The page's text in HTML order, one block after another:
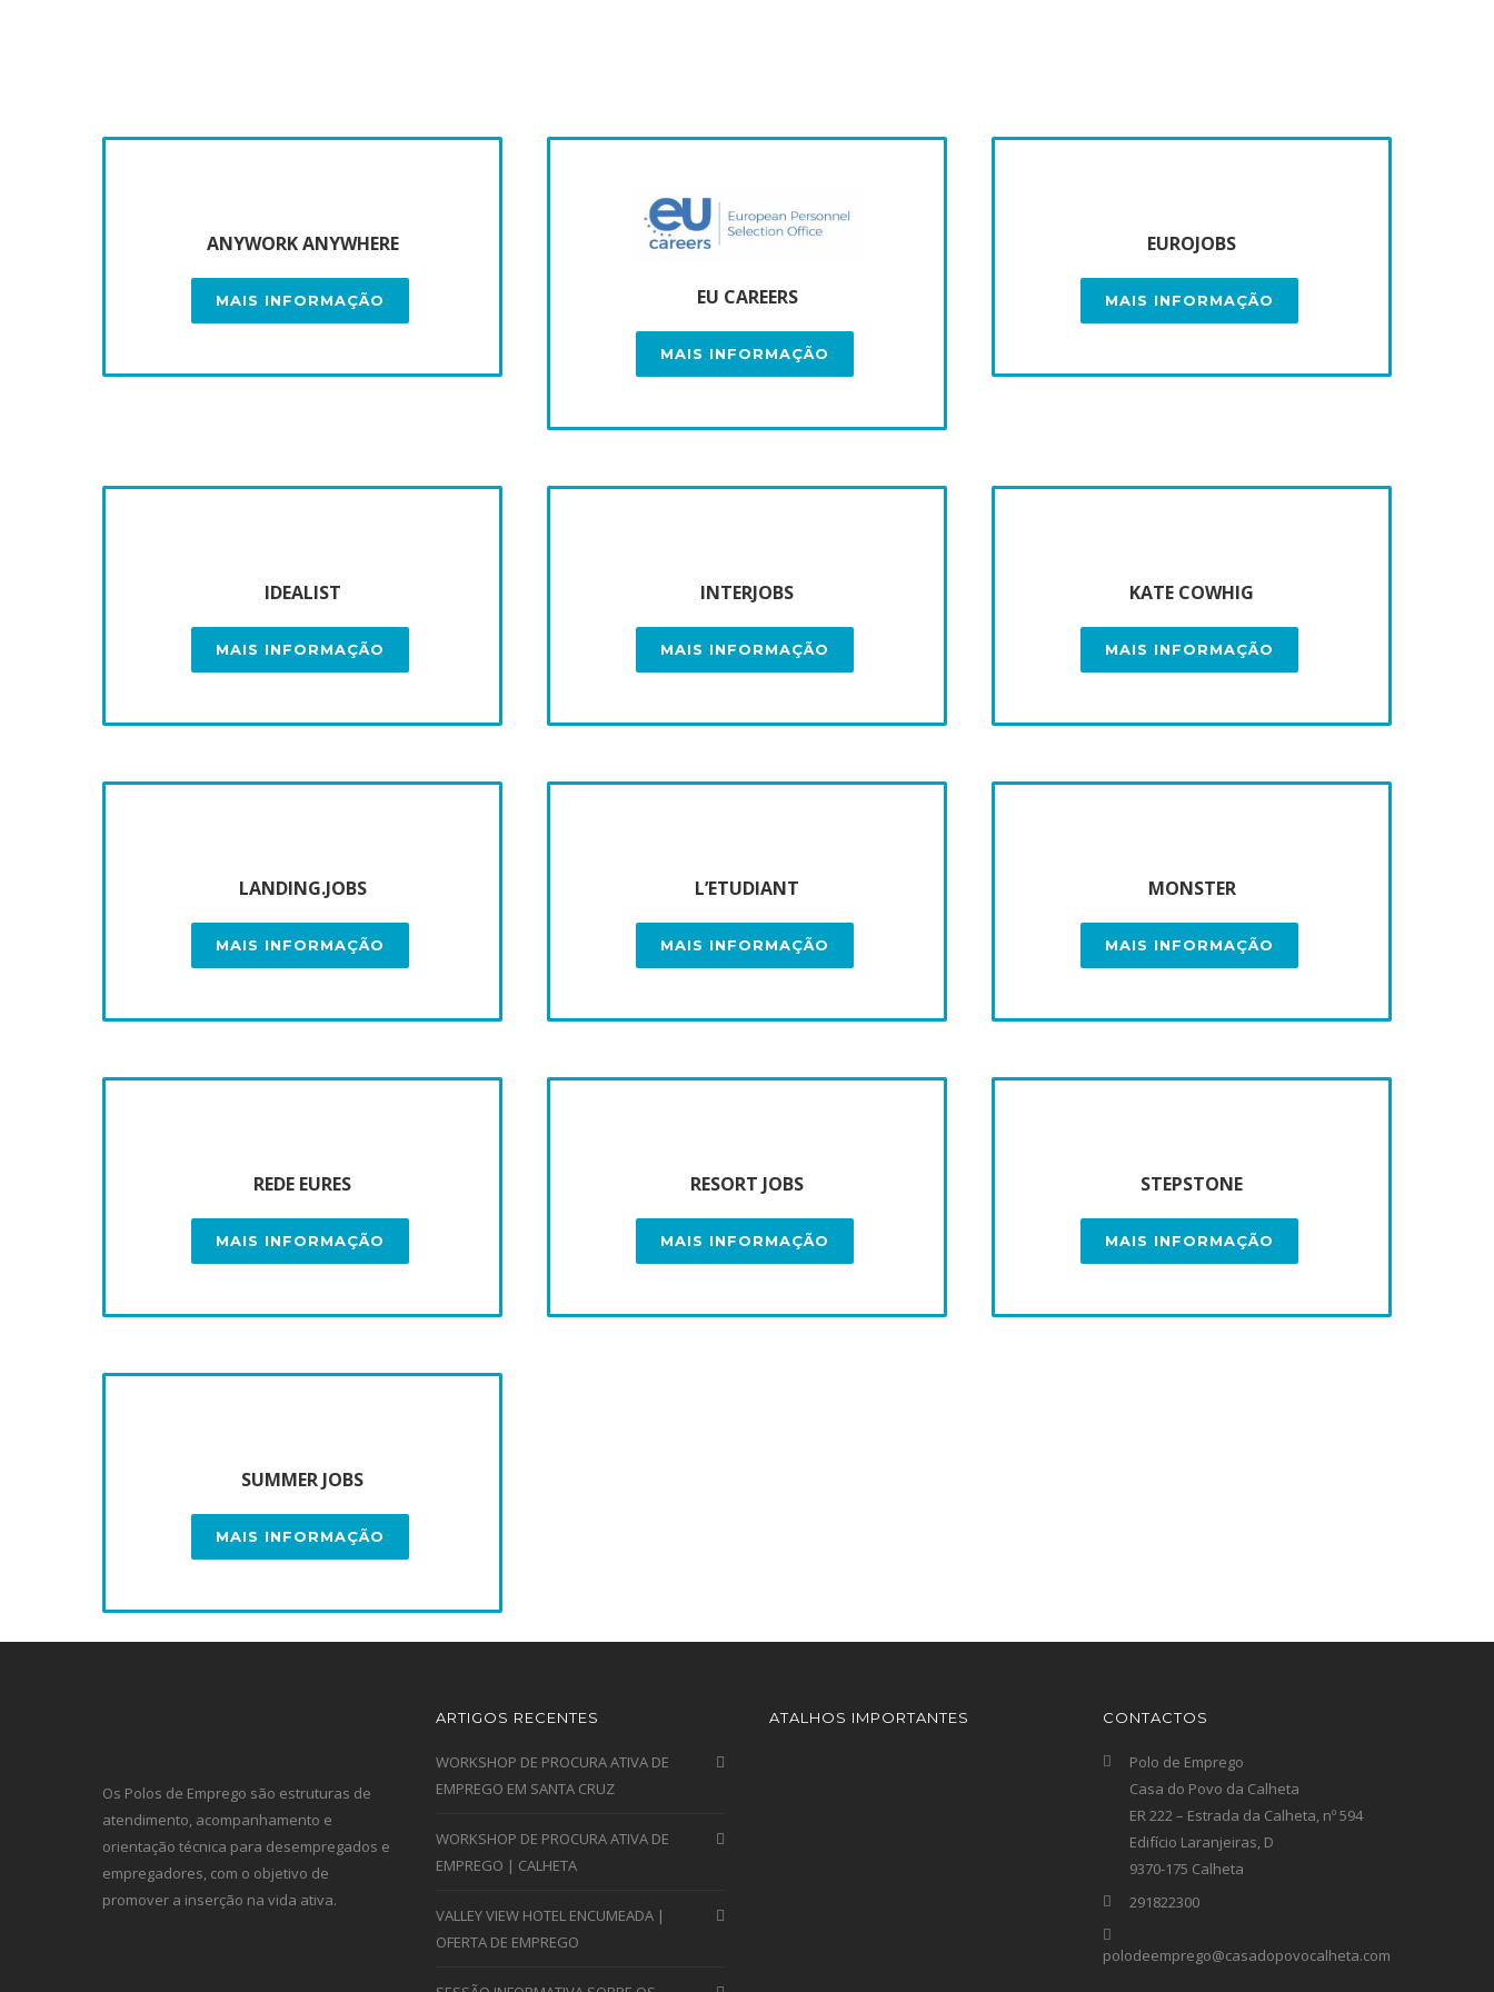
ANYWORK ANYWHERE
MAIS INFORMAÇÃO EU CAREERS
MAIS INFORMAÇÃO
EUROJOBS
MAIS INFORMAÇÃO
IDEALIST
MAIS INFORMAÇÃO
INTERJOBS
MAIS INFORMAÇÃO
KATE COWHIG
MAIS INFORMAÇÃO
LANDING.JOBS
MAIS INFORMAÇÃO
L’ETUDIANT
MAIS INFORMAÇÃO
MONSTER
MAIS INFORMAÇÃO
REDE EURES
MAIS INFORMAÇÃO
RESORT JOBS
MAIS INFORMAÇÃO
STEPSTONE
MAIS INFORMAÇÃO
SUMMER JOBS
MAIS INFORMAÇÃO
Os Polos de Emprego são estruturas de
atendimento, acompanhamento e
orientação técnica para desempregados e
empregadores, com o objetivo de
promover a inserção na vida ativa.
ARTIGOS RECENTES
WORKSHOP DE PROCURA ATIVA DE
EMPREGO EM SANTA CRUZ
WORKSHOP DE PROCURA ATIVA DE
EMPREGO | CALHETA
VALLEY VIEW HOTEL ENCUMEADA |
OFERTA DE EMPREGO
ATALHOS IMPORTANTES CONTACTOS
Polo de Emprego
Casa do Povo da Calheta
ER 222 – Estrada da Calheta, nº 594
Edifício Laranjeiras, D
9370-175 Calheta
291822300
polodeemprego@casadopovocalheta.com